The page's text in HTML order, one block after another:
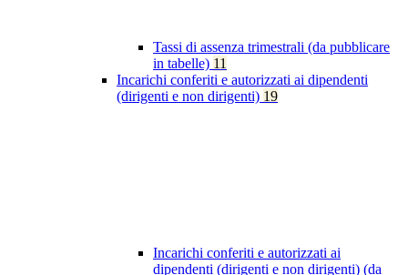
Tassi di assenza trimestrali (da pubblicare
in tabelle) 11
Incarichi conferiti e autorizzati ai dipendenti
(dirigenti e non dirigenti) 19
Incarichi conferiti e autorizzati ai
dipendenti (dirigenti e non dirigenti) (da